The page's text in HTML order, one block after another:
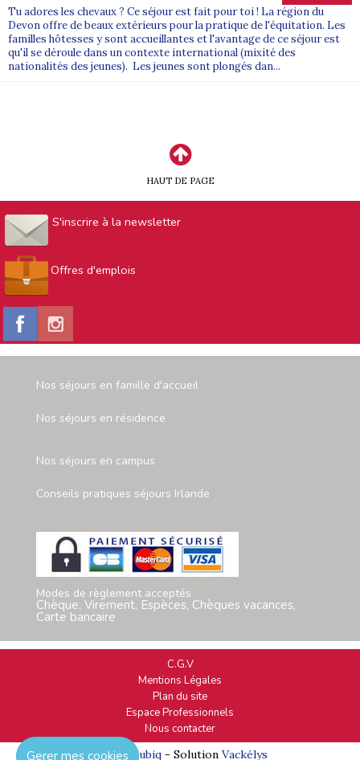
Tu adores les chevaux ? Ce séjour est fait pour toi ! La région du
Devon offre de beaux extérieurs pour la pratique de l'équitation. Les
familles hôtesses y sont accueillantes et l'avantage de ce séjour est
qu'il se déroule dans un contexte international (mixité des
nationalités des jeunes). Les jeunes sont plongés dan...
HAUT DE PAGE
S'inscrire à la newsletter
Offres d'emplois
Nos séjours en famille d'accueil
Nos séjours en résidence
Nos séjours en campus
Conseils pratiques séjours Irlande
Modes de règlement acceptés
Chèque, Virement, Espèces, Chèques vacances,
Carte bancaire
C.G.V
Mentions Légales
Plan du site
Espace Professionnels
Nous contacter
Réalisation
Cubiq- Solution Vackélys
Gerer mes cookies